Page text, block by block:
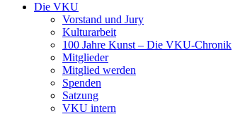
Die VKU
Vorstand und Jury
Kulturarbeit
100 Jahre Kunst – Die VKU-Chronik
Mitglieder
Mitglied werden
Spenden
Satzung
VKU intern